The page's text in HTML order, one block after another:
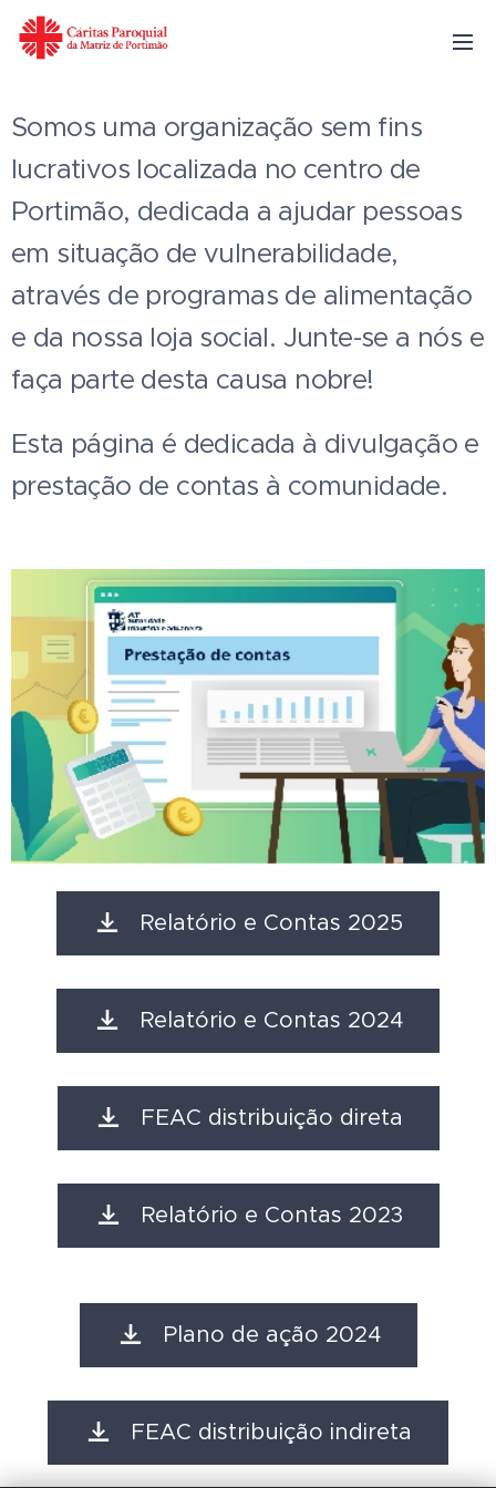
Somos uma organização sem fins
lucrativos localizada no centro de
Portimão, dedicada a ajudar pessoas
em situação de vulnerabilidade,
através de programas de alimentação
e da nossa loja social. Junte-se a nós e
faça parte desta causa nobre!
Esta página é dedicada à divulgação e
prestação de contas à comunidade.
Relatório e Contas 2025
Relatório e Contas 2024
FEAC distribuição direta
Relatório e Contas 2023
Plano de ação 2024
FEAC distribuição indireta